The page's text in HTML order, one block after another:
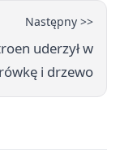
Następny >>
uderzył w
i drzewo